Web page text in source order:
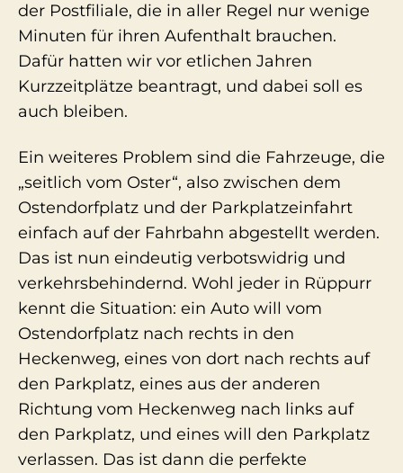
der Postfiliale, die in aller Regel nur wenige
Minuten für ihren Aufenthalt brauchen.
Dafür hatten wir vor etlichen Jahren
Kurzzeitplätze beantragt, und dabei soll es
auch bleiben.
Ein weiteres Problem sind die Fahrzeuge, die
„seitlich vom Oster“, also zwischen dem
Ostendorfplatz und der Parkplatzeinfahrt
einfach auf der Fahrbahn abgestellt werden.
Das ist nun eindeutig verbotswidrig und
verkehrsbehindernd. Wohl jeder in Rüppurr
kennt die Situation: ein Auto will vom
Ostendorfplatz nach rechts in den
Heckenweg, eines von dort nach rechts auf
den Parkplatz, eines aus der anderen
Richtung vom Heckenweg nach links auf
den Parkplatz, und eines will den Parkplatz
verlassen. Das ist dann die perfekte